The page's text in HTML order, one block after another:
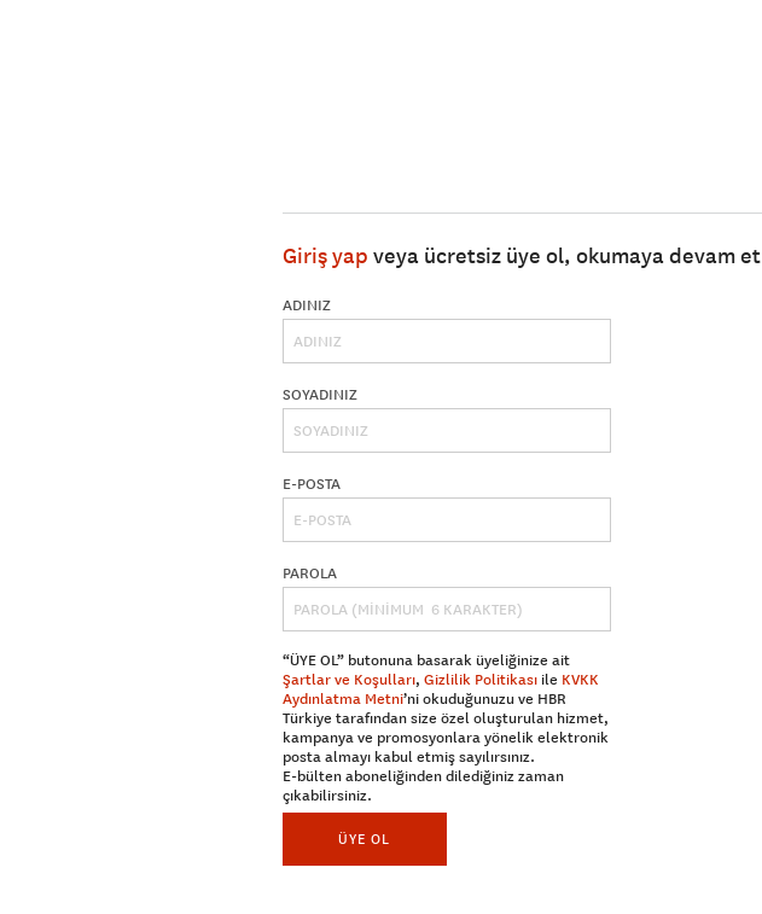
Giriş yap veya ücretsiz üye ol, okumaya devam et
ADINIZ
SOYADINIZ
E-POSTA
PAROLA
“ÜYE OL” butonuna basarak üyeliğinize ait
Şartlar ve Koşulları, Gizlilik Politikası ile KVKK
Aydınlatma Metni’ni okuduğunuzu ve HBR
Türkiye tarafından size özel oluşturulan hizmet,
kampanya ve promosyonlara yönelik elektronik
posta almayı kabul etmiş sayılırsınız.
E-bülten aboneliğinden dilediğiniz zaman
çıkabilirsiniz.
ÜYE OL